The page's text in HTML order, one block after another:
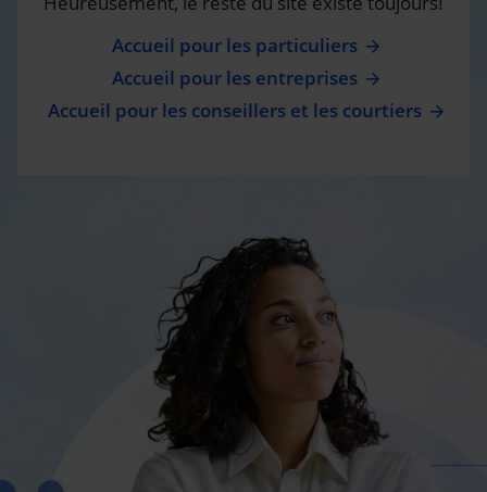
Accueil pour les particuliers
Accueil pour les entreprises
Accueil pour les conseillers et les courtiers